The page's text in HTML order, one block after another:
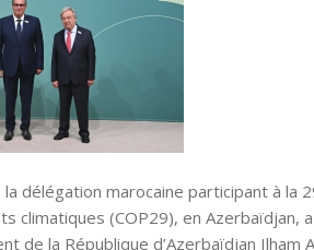
délégation marocaine participant à la
climatiques (COP29), en Azerbaïdjan,
de la République d’Azerbaïdjan Ilham